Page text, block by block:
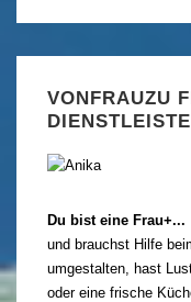
VONFRAUZU
Du bist eine Frau+...
und brauchst Hilfe
umgestalten, hast
oder eine frische